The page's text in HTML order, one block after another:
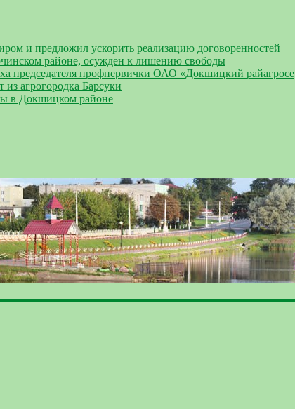
и предложил ускорить реализацию договоренностей
районе, осужден к лишению свободы
председателя профпервички ОАО «Докшицкий
агрогородка Барсуки
в Докшицком районе